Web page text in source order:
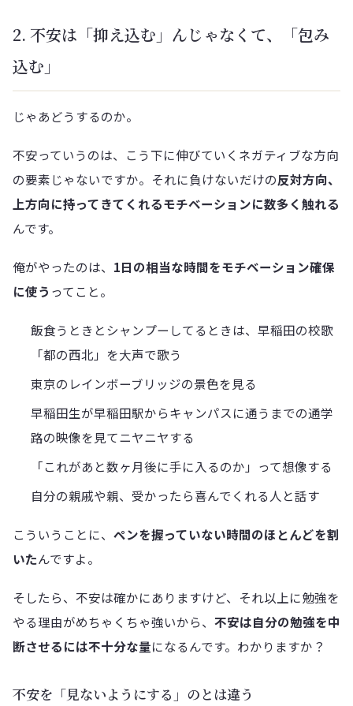
2. 不安は「抑え込む」んじゃなくて、「包み
込む」
じゃあどうするのか。
不安っていうのは、こう下に伸びていくネガティブな方向
の要素じゃないですか。それに負けないだけの反対方向、
上方向に持ってきてくれるモチベーションに数多く触れる
んです。
俺がやったのは、 1日の相当な時間をモチベーション確保
に使う ってこと。
飯食うときとシャンプーしてるときは、早稲田の校歌
「都の西北」を大声で歌う
東京のレインボーブリッジの景色を見る
早稲田生が早稲田駅からキャンパスに通うまでの通学
路の映像を見てニヤニヤする
「これがあと数ヶ月後に手に入るのか」って想像する
自分の親戚や親、受かったら喜んでくれる人と話す
こういうことに、 ペンを握っていない時間のほとんどを割
いたんですよ。
そしたら、不安は確かにありますけど、それ以上に勉強を
やる理由がめちゃくちゃ強いから、 不安は自分の勉強を中
断させるには不十分な量になるんです。わかりますか？
不安を「見ないようにする」のとは違う